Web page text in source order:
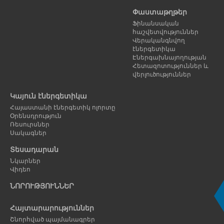
Փաստաթղթեր
Ֆինանսական
հաշվետվություններ
Վերականգնվող
էներգետիկա
Էներգախնայողության
Հետազոտություններ և
վերլուծություններ
Կայուն էներգետիկա
Հայաստանի էներգետիկ ոլորտը
Օրենսդրություն
Ռեսուրսներ
Սակագներ
Տեսադարան
Նկարներ
Վիդեո
ՆՈՐՈՒԹՅՈՒՆՆԵՐ
Հայտարարություններ
Շնորհված պայմանագրեր